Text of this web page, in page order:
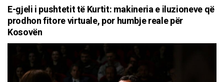
E-gjeli i pushtetit të Kurtit: makineria e iluzioneve që
prodhon fitore virtuale, por humbje reale për
Kosovën